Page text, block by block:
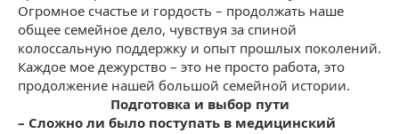
Огромное счастье и гордость – продолжать наше
общее семейное дело, чувствуя за спиной
колоссальную поддержку и опыт прошлых поколений.
Каждое мое дежурство – это не просто работа, это
продолжение нашей большой семейной истории.
Подготовка и выбор пути
– Сложно ли было поступать в медицинский